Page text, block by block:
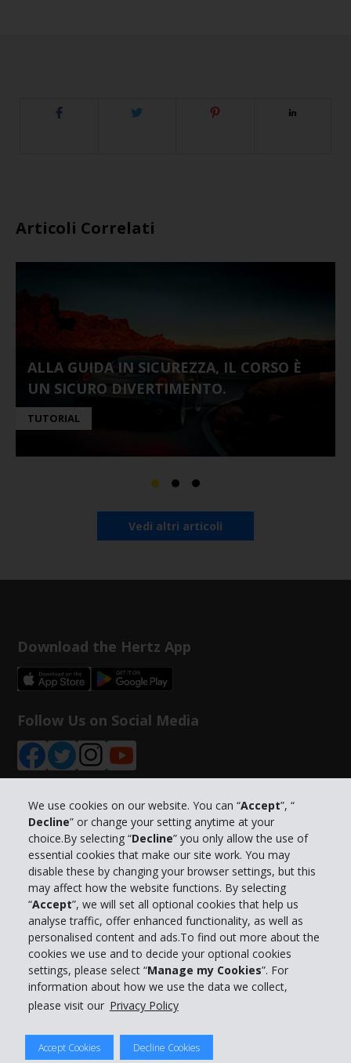
We use cookies on our website. You can “Accept”, “
Decline” or change your setting anytime at your
choice.By selecting “Decline” you only allow the use of
essential cookies that make our site work. You may
disable these by changing your browser settings, but this
may affect how the website functions. By selecting
“Accept”, we will set all optional cookies that help us
analyse traffic, offer enhanced functionality, as well as
personalised content and ads.To find out more about the
cookies we use and to decide your optional cookies
settings, please select “Manage my Cookies”. For
information about how we use the data we collect,
please visit our Privacy Policy
Accept Cookies Decline Cookies
Articoli Correlati
ALLA GUIDA IN SICUREZZA, IL CORSO È
UN SICURO DIVERTIMENTO.
TUTORIAL
Vedi altri articoli
Download the Hertz App
Follow Us on Social Media
Info su Hertz
Business
Customer Service
Prenota con Hertz
© 2026 The Hertz System, Inc.
Privacy Policy | Condizioni di Utilizzo |